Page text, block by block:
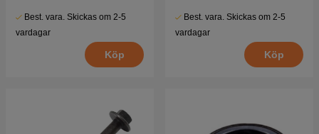
Best. vara. Skickas om 2-5
vardagar
Köp
Best. vara. Skickas om 2-5
vardagar
Köp